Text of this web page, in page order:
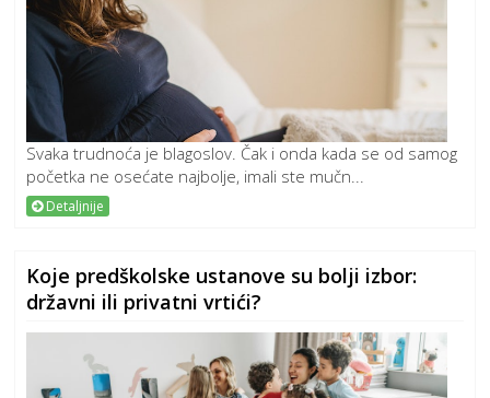
Svaka trudnoća je blagoslov. Čak i onda kada se od samog
početka ne osećate najbolje, imali ste mučn...
Detaljnije
Koje predškolske ustanove su bolji izbor:
državni ili privatni vrtići?